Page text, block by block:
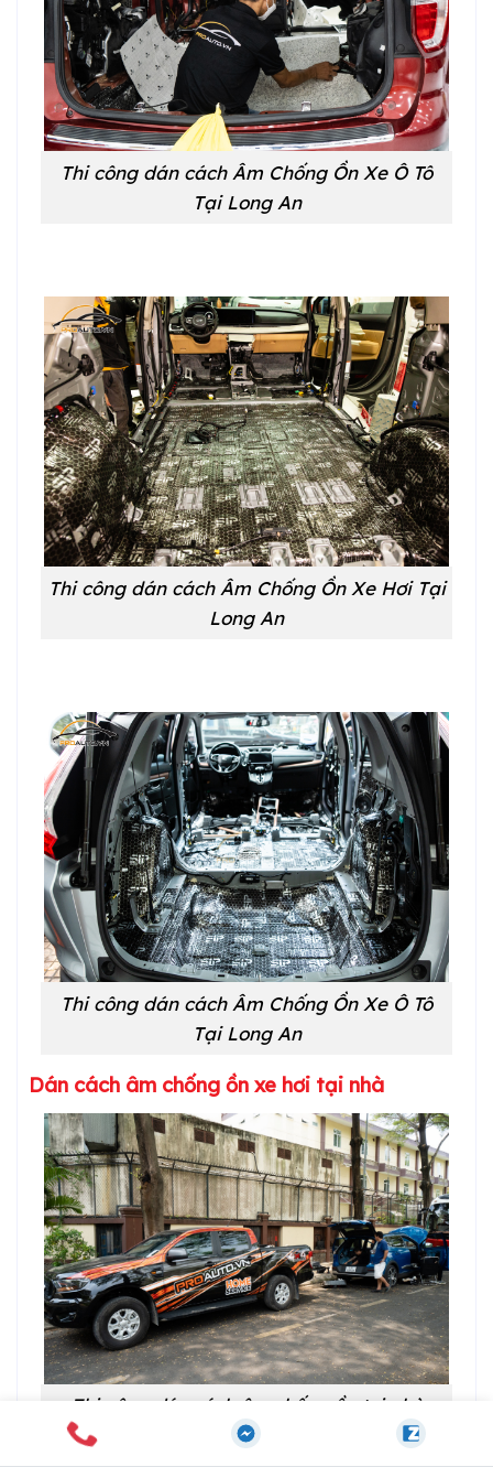
Thi công dán cách Âm Chống Ồn Xe Ô Tô
Tại Long An
Thi công dán cách Âm Chống Ồn Xe Hơi Tại
Long An
Thi công dán cách Âm Chống Ồn Xe Ô Tô
Tại Long An
Dán cách âm chống ồn xe hơi tại nhà
Thi công dán cách âm chống ồn tại nhà